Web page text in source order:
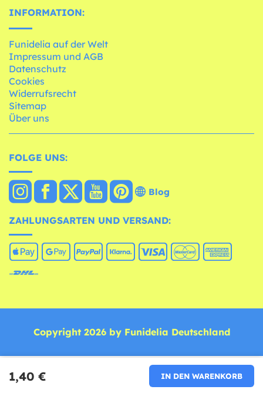
1,40 € IN DEN WARENKORB
INFORMATION:
Funidelia auf der Welt
Impressum und AGB
Datenschutz
Cookies
Widerrufsrecht
Sitemap
Über uns
FOLGE UNS:
Blog
ZAHLUNGSARTEN UND VERSAND:
Copyright 2026 by Funidelia Deutschland